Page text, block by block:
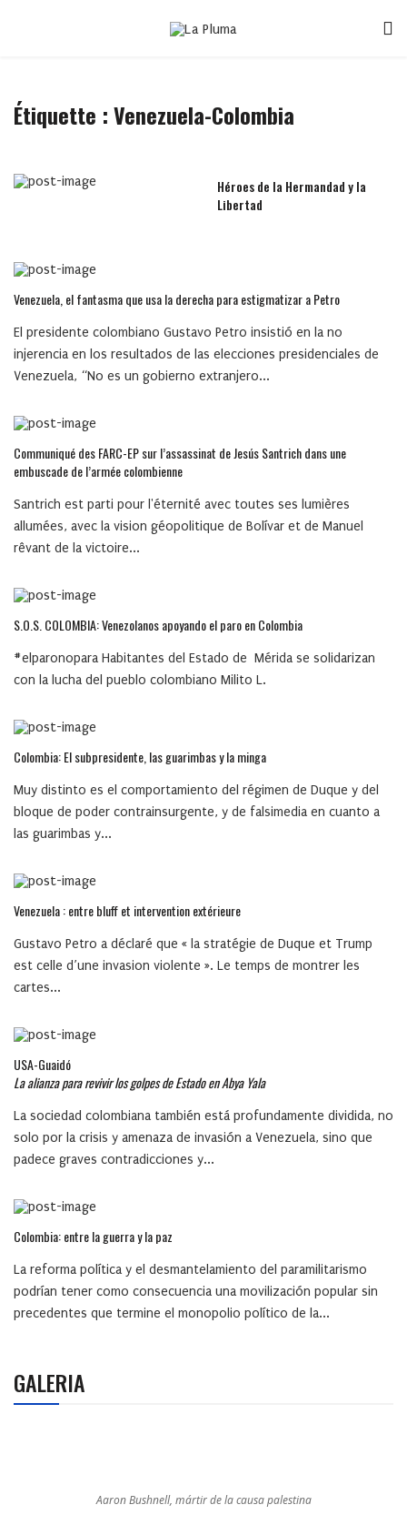
Étiquette :Venezuela-Colombia
Héroes de la Hermandad y la
Libertad
Venezuela, el fantasma que usa la derecha para estigmatizar a Petro
El presidente colombiano Gustavo Petro insistió en la no
injerencia en los resultados de las elecciones presidenciales de
Venezuela, “No es un gobierno extranjero...
Communiqué des FARC-EP sur l’assassinat de Jesús Santrich dans une
embuscade de l’armée colombienne
Santrich est parti pour l'éternité avec toutes ses lumières
allumées, avec la vision géopolitique de Bolívar et de Manuel
rêvant de la victoire...
S.O.S. COLOMBIA: Venezolanos apoyando el paro en Colombia
#elparonopara Habitantes del Estado de Mérida se solidarizan
con la lucha del pueblo colombiano Milito L.
Colombia: El subpresidente, las guarimbas y la minga
Muy distinto es el comportamiento del régimen de Duque y del
bloque de poder contrainsurgente, y de falsimedia en cuanto a
las guarimbas y...
Venezuela : entre bluff et intervention extérieure
Gustavo Petro a déclaré que « la stratégie de Duque et Trump
est celle d’une invasion violente ». Le temps de montrer les
cartes...
USA-Guaidó
La alianza para revivir los golpes de Estado en Abya Yala
La sociedad colombiana también está profundamente dividida, no
solo por la crisis y amenaza de invasión a Venezuela, sino que
padece graves contradicciones y...
Colombia: entre la guerra y la paz
La reforma política y el desmantelamiento del paramilitarismo
podrían tener como consecuencia una movilización popular sin
precedentes que termine el monopolio político de la...
GALERIA
Aaron Bushnell, mártir de la causa palestina